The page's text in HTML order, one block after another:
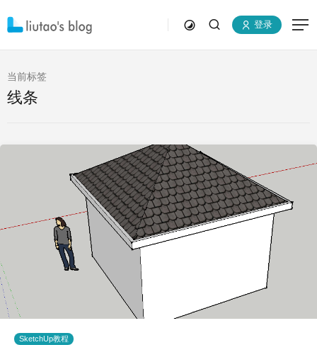
登录
当前标签
线条
SketchUp教程